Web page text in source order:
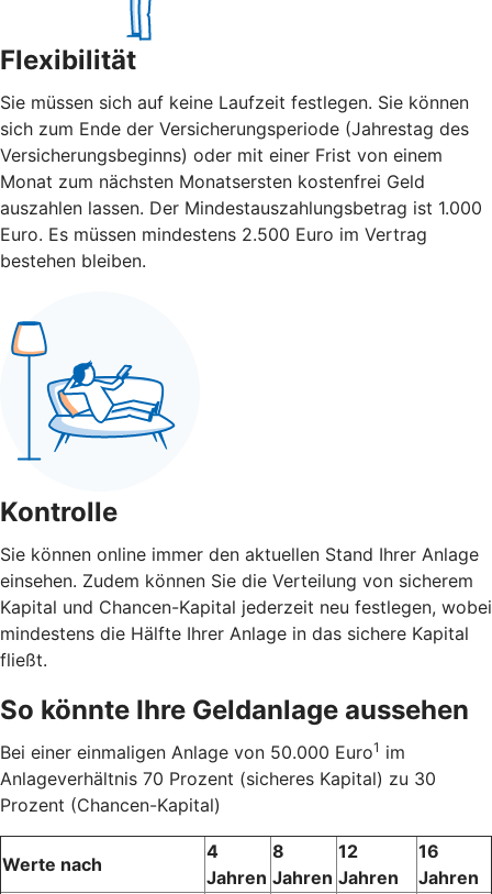
Flexibilität
Sie müssen sich auf keine Laufzeit festlegen. Sie können
sich zum Ende der Versicherungsperiode (Jahrestag des
Versicherungsbeginns) oder mit einer Frist von einem
Monat zum nächsten Monatsersten kostenfrei Geld
auszahlen lassen. Der Mindestauszahlungsbetrag ist 1.000
Euro. Es müssen mindestens 2.500 Euro im Vertrag
bestehen bleiben.
Kontrolle
Sie können online immer den aktuellen Stand Ihrer Anlage
einsehen. Zudem können Sie die Verteilung von sicherem
Kapital und Chancen-Kapital jederzeit neu festlegen, wobei
mindestens die Hälfte Ihrer Anlage in das sichere Kapital
fließt.
So könnte Ihre Geldanlage aussehen
Bei einer einmaligen Anlage von 50.000 Euro1 im
Anlageverhältnis 70 Prozent (sicheres Kapital) zu 30
Prozent (Chancen-Kapital)
Werte nach
4
Jahren
8
Jahren
12
Jahren
16
Jahren